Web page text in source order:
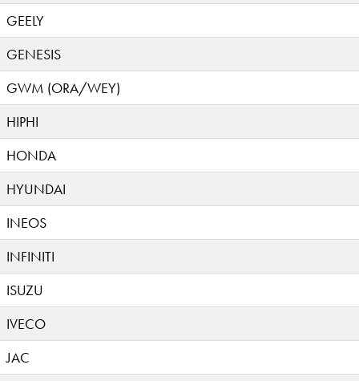
GEELY
GENESIS
GWM (ORA/WEY)
HIPHI
HONDA
HYUNDAI
INEOS
INFINITI
ISUZU
IVECO
JAC